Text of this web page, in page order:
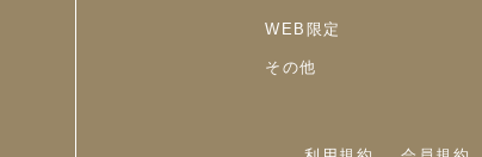
WEB限定
その他